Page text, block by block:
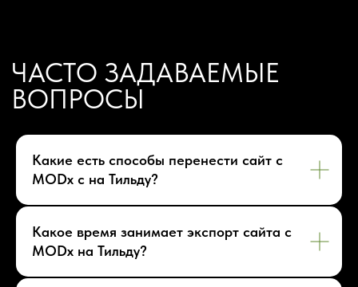
Какие есть способы перенести сайт с
MODx с на Тильду?
Какое время занимает экспорт сайта с
MODx на Тильду?
Модификации для Тильда
РАЗРАБОТКА САЙТОВ
Одностраничный
Сайт-визитка
Многостраничный Интернет-магазин
Корпоративный сайт
ДРУГИЕ УСЛУГИ
Контекстная реклама
Техническая поддержка сайта
Перенос сайтов на Тильду
Аудит сайта